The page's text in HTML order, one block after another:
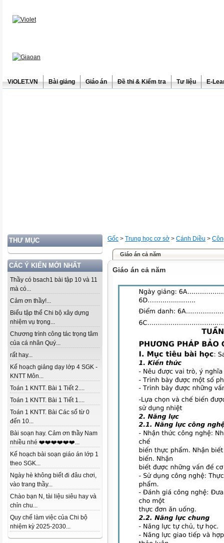
ViOLET.VN Bài giảng Giáo án Đề thi & Kiểm tra Tư liệu E-
THƯ MỤC
CÁC Ý KIẾN MỚI NHẤT
Thầy có bsach1 bài tập 10 và 11
mà có...
Cảm ơn thầy!...
Biểu tập thể Chi bộ xây dựng
nhiệm vụ trọng...
Chương trình công tác trọng tâm
của cá nhân Quý...
rất hay...
Kế hoạch giảng dạy lớp 4 SGK -
KNTT Môn...
Toán 1 KNTT. Bài 1 Tiết 2....
Toán 1 KNTT. Bài 1 Tiết 1....
Toán 1 KNTT. Bài Các số từ 0
đến 10...
Bài soạn hay. Cảm ơn thầy Nam
nhiều nhé ❤️❤️❤️❤️❤️❤️...
Kế hoạch bài soạn giáo án lớp 1
theo SGK...
Ngày hè không biết đi đâu chơi,
vào trang thầy...
Chào bạn N, tài liệu siêu hay và
chỉn chu...
Quy chế làm việc của Chi bộ
nhiệm kỳ 2025-2030...
Gốc > Trung học cơ sở > Cánh Diều >
Giáo án cả năm
Giáo án cả năm